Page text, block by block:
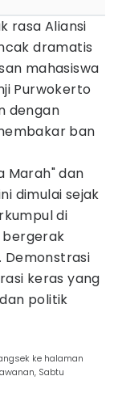
rasa Aliansi
dramatis
mahasiswa
Purwokerto
dengan
ban
Marah" dan
dimulai sejak
di
bergerak
Demonstrasi
keras yang
politik
ke halaman
Sabtu